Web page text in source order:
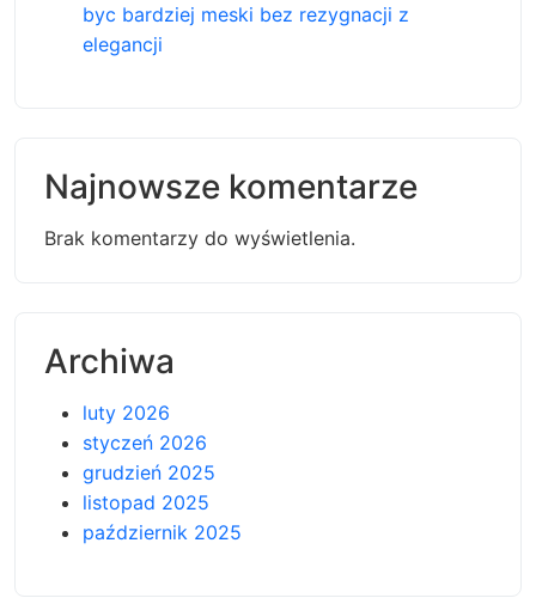
byc bardziej meski bez rezygnacji z
elegancji
Najnowsze komentarze
Brak komentarzy do wyświetlenia.
Archiwa
luty 2026
styczeń 2026
grudzień 2025
listopad 2025
październik 2025